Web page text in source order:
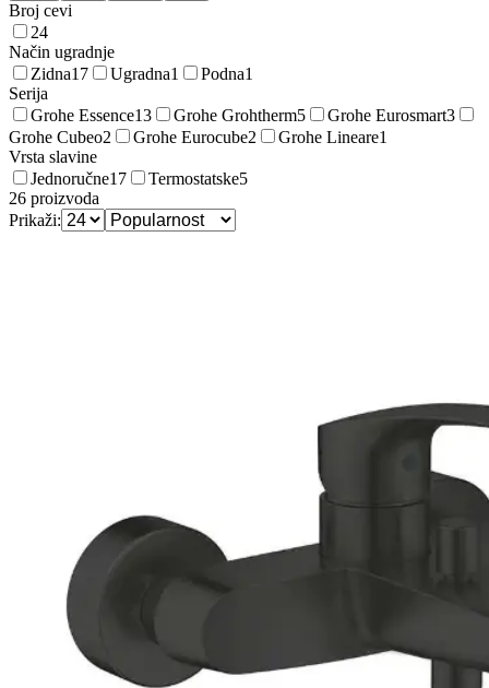
Broj cevi
24
Način ugradnje
Zidna17 Ugradna1 Podna1
Serija
Grohe Essence13 Grohe Grohtherm5 Grohe Eurosmart3
Grohe Cubeo2 Grohe Eurocube2 Grohe Lineare1
Vrsta slavine
Jednoručne17 Termostatske5
26 proizvoda
Prikaži: